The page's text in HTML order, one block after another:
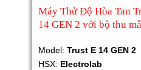
Máy Thử Độ Hòa Tan
14 GEN 2 với bộ thu
Model: Trust E 14 GEN 2
HSX: Electrolab